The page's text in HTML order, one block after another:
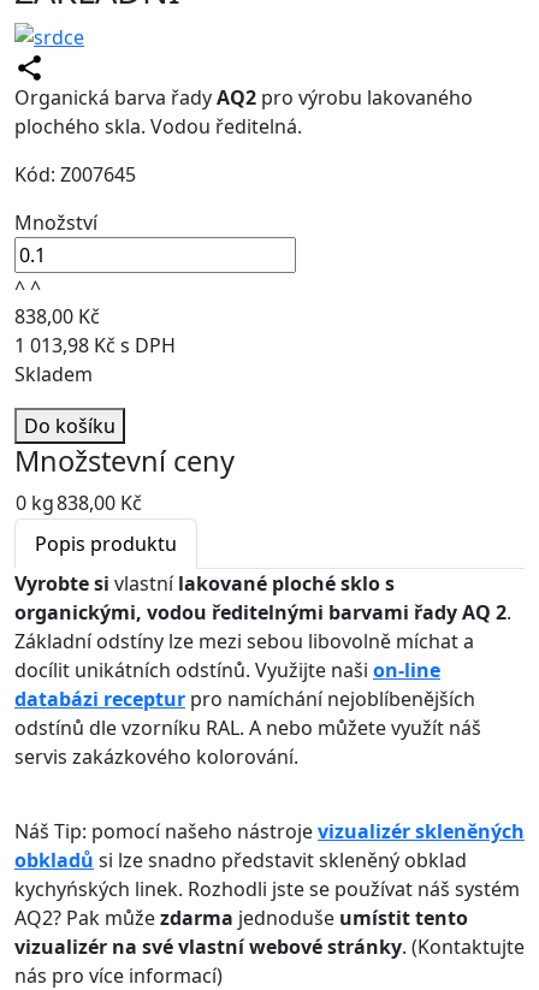
Organická barva řadyAQ2 pro výrobu lakovaného
plochého skla. Vodou ředitelná.
Kód: Z007645
Množství
^^
838,00 Kč
1 013,98 Kč s DPH
Skladem
Do košíku
Množstevní ceny
0 kg838,00 Kč
Popis produktu
Vyrobte si vlastnílakované ploché sklo s
organickými, vodou ředitelnými barvami řady AQ 2.
Základní odstíny lze mezi sebou libovolně míchat a
docílit unikátních odstínů. Využijte naši on-line
databázi receptur pro namíchání nejoblíbenějších
odstínů dle vzorníku RAL. A nebo můžete využít náš
servis zakázkového kolorování.
Náš Tip: pomocí našeho nástrojevizualizér skleněných
obkladů si lze snadno představit skleněný obklad
kychyńských linek. Rozhodli jste se používat náš systém
AQ2? Pak můžezdarma jednoduše umístit tento
vizualizér na své vlastní webové stránky. (Kontaktujte
nás pro více informací)